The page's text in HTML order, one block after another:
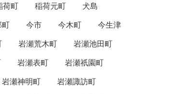
荷町 稲荷元町
犬島
町 今市 今木町
今生津
岩瀬荒木町
岩瀬池田町
岩瀬表町
岩瀬祇園町
岩瀬神明町
岩瀬諏訪町